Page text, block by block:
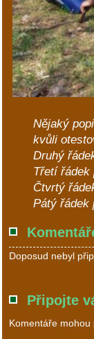
Nějaký
kvůli
Druhý
Třetí řádek
Čtvrtý
Pátý řádek
Doposud nebyl
Připojte
Komentáře